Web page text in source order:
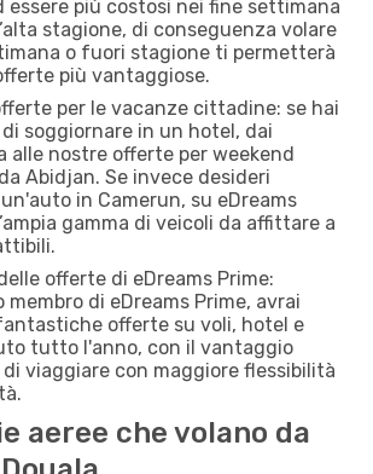
essere più costosi nei fine settimana
stagione, di conseguenza volare
o fuori stagione ti permetterà
più vantaggiose.
per le vacanze cittadine: se hai
soggiornare in un hotel, dai
alle nostre offerte per weekend
Abidjan. Se invece desideri
in Camerun, su eDreams
gamma di veicoli da affittare a
offerte di eDreams Prime:
di eDreams Prime, avrai
offerte su voli, hotel e
tutto l'anno, con il vantaggio
viaggiare con maggiore flessibilità
aeree che volano da